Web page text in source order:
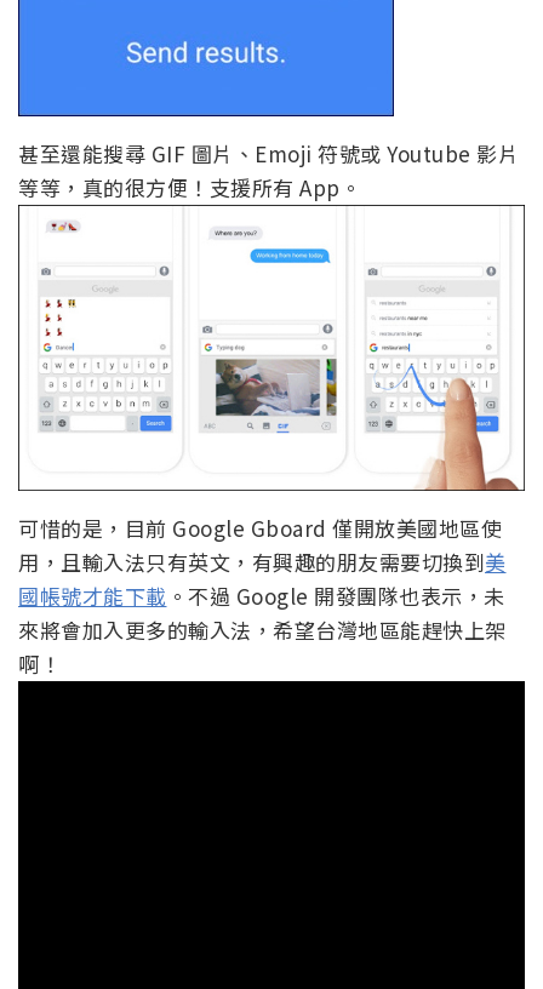
甚至還能搜尋 GIF 圖片、Emoji 符號或 Youtube 影片
等等，真的很方便！支援所有 App。
可惜的是，目前 Google Gboard 僅開放美國地區使
用，且輸入法只有英文，有興趣的朋友需要切換到美
國帳號才能下載 。不過 Google 開發團隊也表示，未
來將會加入更多的輸入法，希望台灣地區能趕快上架
啊！